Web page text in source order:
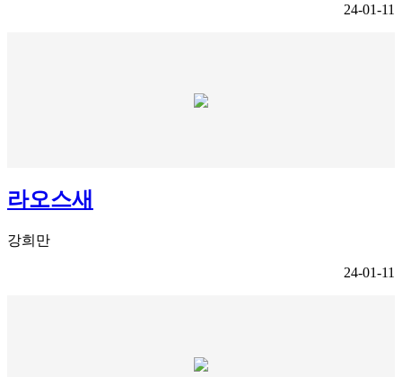
24-01-11
라오스새
강희만
24-01-11